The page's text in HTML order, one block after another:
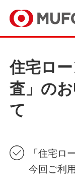
住宅ロ
査」の
て
「住宅ロ
今回ご利